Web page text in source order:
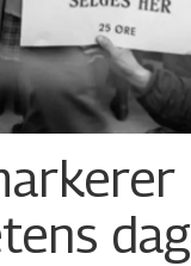
dag